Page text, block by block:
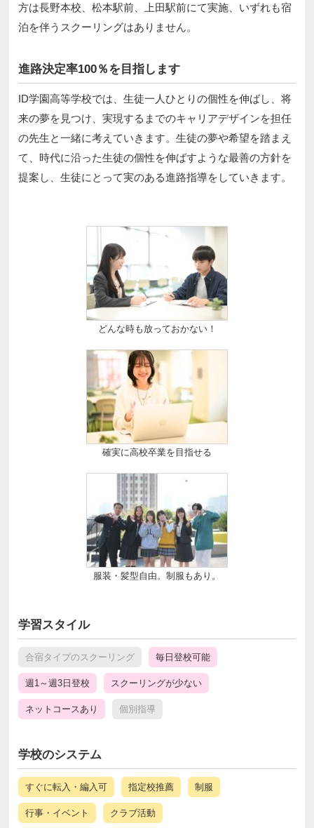
方は長野本校、松本駅前、上田駅前にて実施、いずれも宿
泊を伴うスクーリングはありません。
進路決定率100％を目指します
ID学園高等学校では、生徒一人ひとりの個性を伸ばし、将
来の夢を見つけ、実現するまでのキャリアデザインを担任
の先生と一緒に考えていきます。生徒の夢や希望を踏まえ
て、時代に沿った生徒の個性を伸ばすような最善の方針を
提案し、生徒にとって実のある進路指導をしていきます。
どんな時も放っておかない！
確実に高校卒業を目指せる
服装・髪型自由。制服もあり。
学習スタイル
合宿タイプのスクーリング 毎日登校可能
週1～週3日登校 スクーリングが少ない
ネットコースあり 個別指導
学校のシステム
すぐに転入・編入可 指定校推薦 制服
行事・イベント クラブ活動